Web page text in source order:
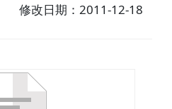
修改日期：2011-12-18